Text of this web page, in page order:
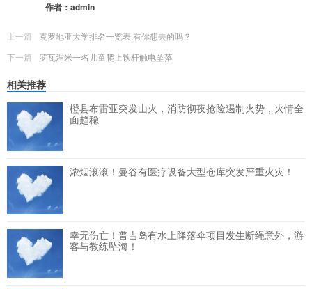
作者： admin
上一篇
克罗地亚大学排名一览表,有你想去的吗？
下一篇
罗瓦涅米一名儿童爬上铁杆触电坠落
相关推荐
橙县布雷亚突发山火，消防彻夜抢险遏制火势，火情全
面趋稳
浓烟滚滚！曼谷有医疗设备大型仓库突发严重火灾！
幸无伤亡！普吉岛有水上降落伞项目发生断绳意外，游
客与教练坠海！